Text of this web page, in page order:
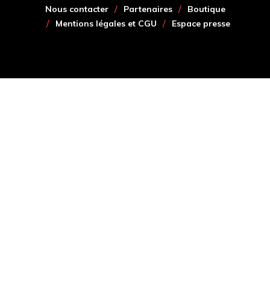
Nous contacter Partenaires
Boutique
Mentions légales et CGU
Espace presse